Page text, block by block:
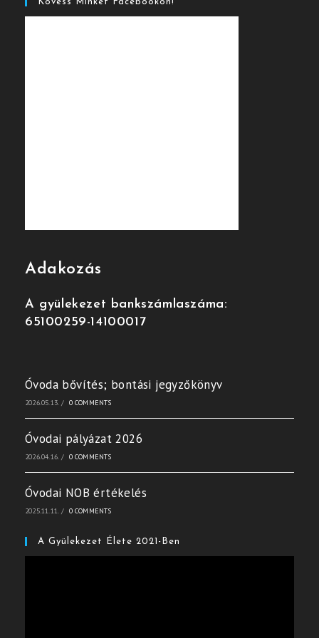
Adakozás
A gyülekezet bankszámlaszáma:
65100259-14100017
Óvoda bővítés; bontási jegyzőkönyv
2026.05.13. / 0 COMMENTS
Óvodai pályázat 2026
2026.04.16. / 0 COMMENTS
Óvodai NOB értékelés
2025.11.11. / 0 COMMENTS
A Gyülekezet Élete 2021-Ben